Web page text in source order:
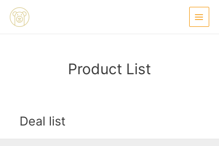
contenido
Main
Menu
Product List
Deal list